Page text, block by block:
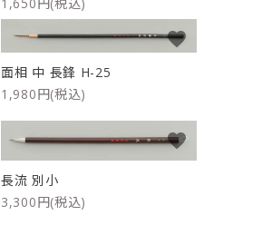
面相 中 長鋒 H-25
1,980円(税込)
favorite
長流 別小
3,300円(税込)
favorite